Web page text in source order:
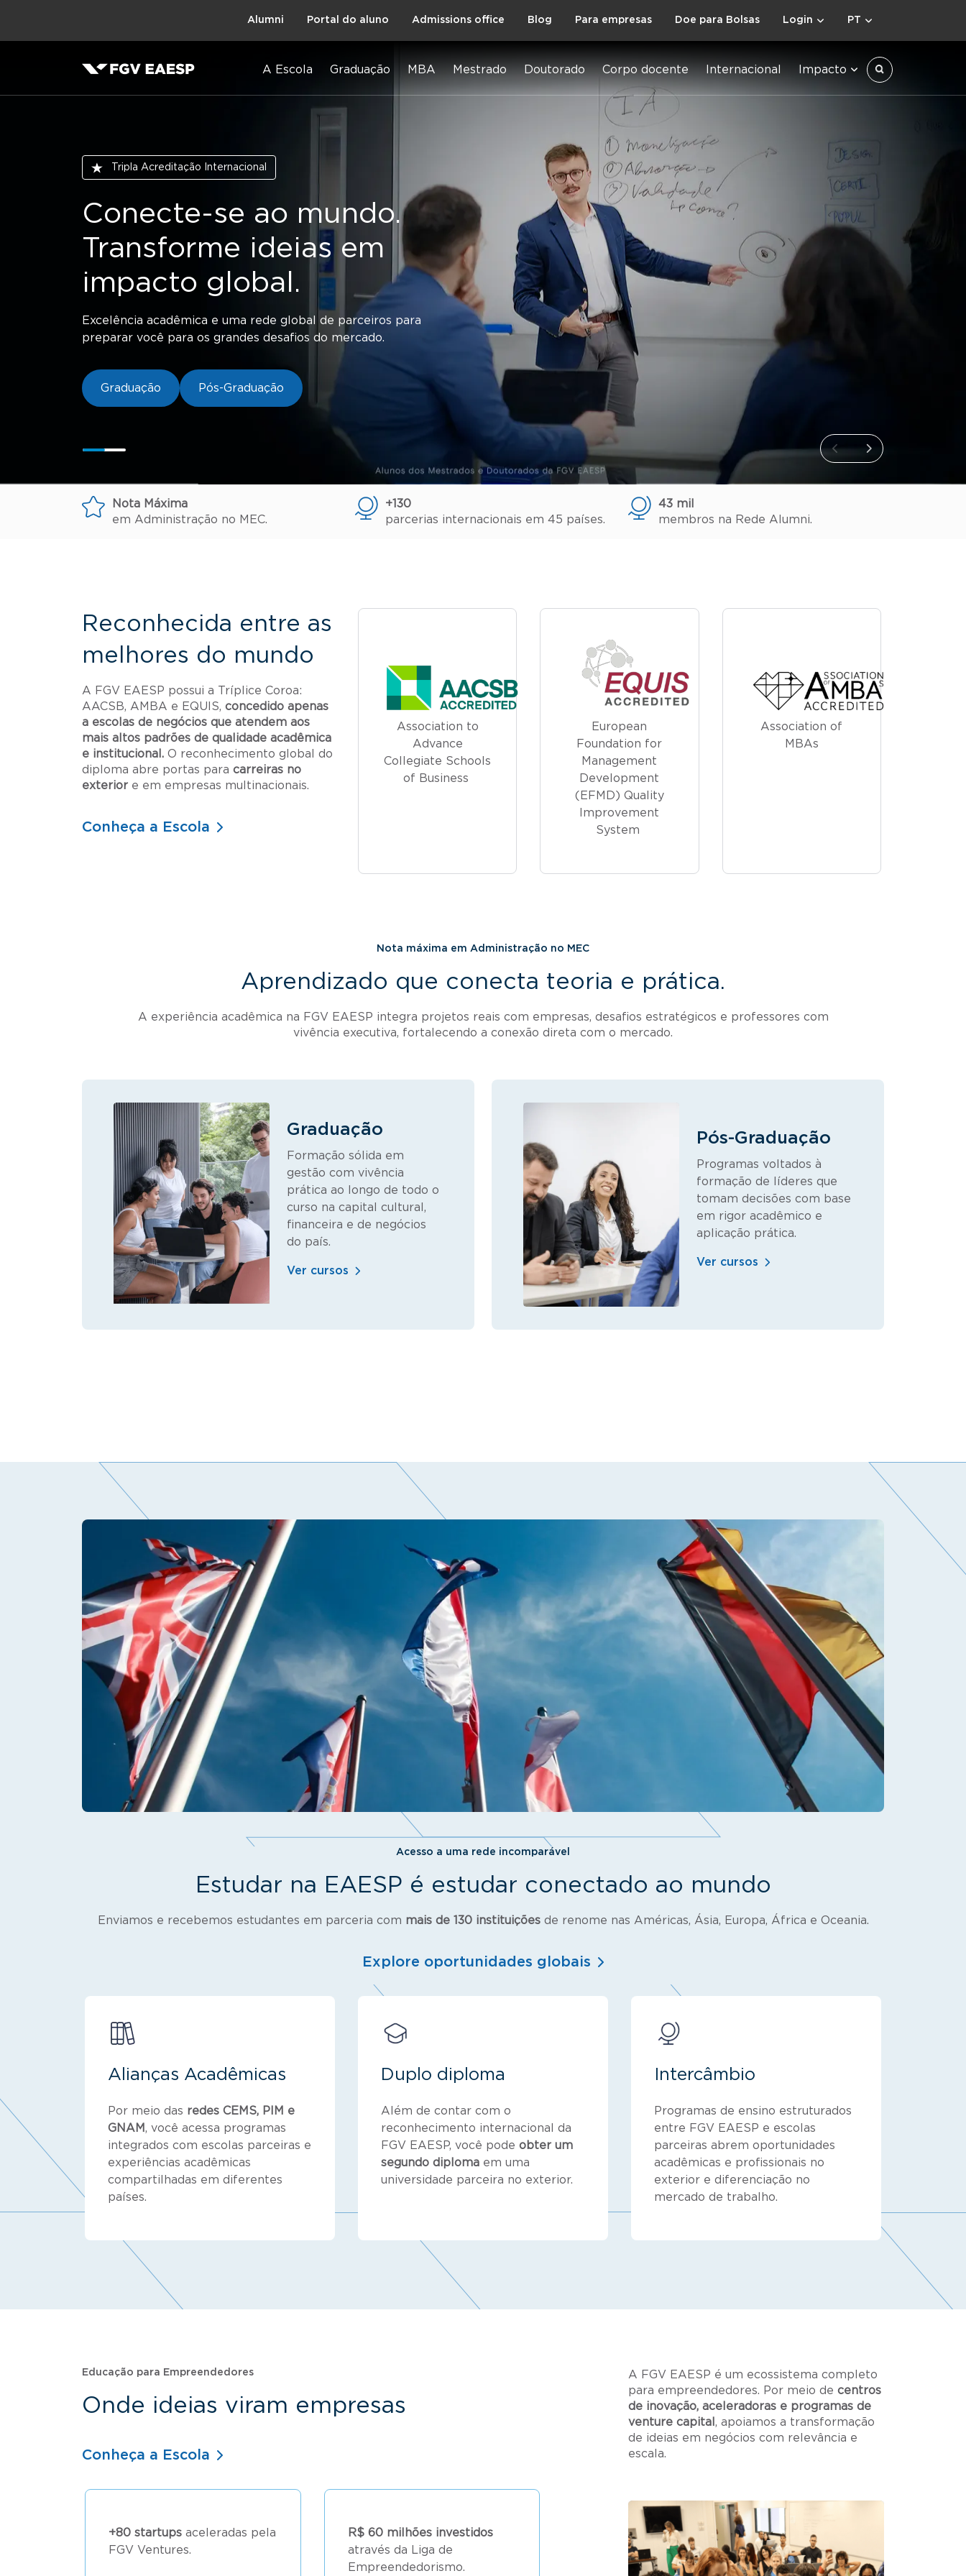
Alumni Portal do aluno Admissions office Blog Para empresas Doe para Bolsas Login PT
A Escola Graduação MBA Mestrado Doutorado Corpo docente Internacional Impacto
Tripla Acreditação Internacional
Conecte-se ao mundo.
Transforme ideias em
impacto global.
Excelência acadêmica e uma rede global de parceiros para
preparar você para os grandes desafios do mercado.
Graduação Pós-Graduação
Blog Impacto
Como servidores públicos
podem proteger a
democracia por dentro das
organizações
Leia aqui
Nota Máxima
em Administração no MEC.
+130
parcerias internacionais em 45 países.
43 mil
membros na Rede Alumni.
Reconhecida entre as
melhores do mundo
A FGV EAESP possui a Tríplice Coroa:
AACSB, AMBA e EQUIS, concedido apenas
a escolas de negócios que atendem aos
mais altos padrões de qualidade acadêmica
e institucional. O reconhecimento global do
diploma abre portas para carreiras no
exterior e em empresas multinacionais.
Conheça a Escola
Association to
Advance
Collegiate Schools
of Business
European
Foundation for
Management
Development
(EFMD) Quality
Improvement
System
Association of
MBAs
Nota máxima em Administração no MEC
Aprendizado que conecta teoria e prática.
A experiência acadêmica na FGV EAESP integra projetos reais com empresas, desafios estratégicos e professores com
vivência executiva, fortalecendo a conexão direta com o mercado.
Graduação
Formação sólida em
gestão com vivência
prática ao longo de todo o
curso na capital cultural,
financeira e de negócios
do país.
Ver cursos
Pós-Graduação
Programas voltados à
formação de líderes que
tomam decisões com base
em rigor acadêmico e
aplicação prática.
Ver cursos
Acesso a uma rede incomparável
Estudar na EAESP é estudar conectado ao mundo
Enviamos e recebemos estudantes em parceria com mais de 130 instituiçõesde renome nas Américas, Ásia, Europa, África e Oceania.
Explore oportunidades globais
Alianças Acadêmicas
Por meio das redes CEMS, PIM e
GNAM, você acessa programas
integrados com escolas parceiras e
experiências acadêmicas
compartilhadas em diferentes
países.
Duplo diploma
Além de contar com o
reconhecimento internacional da
FGV EAESP, você pode obter um
segundo diplomaem uma
universidade parceira no exterior.
Intercâmbio
Programas de ensino estruturados
entre FGV EAESP e escolas
parceiras abrem oportunidades
acadêmicas e profissionais no
exterior e diferenciação no
mercado de trabalho.
Educação para Empreendedores
Onde ideias viram empresas
Conheça a Escola
+80 startups aceleradas pela
FGV Ventures.
R$ 60 milhões investidos
através da Liga de
Empreendedorismo.
A FGV EAESP é um ecossistema completo
para empreendedores. Por meio de centros
de inovação, aceleradoras e programas de
venture capital , apoiamos a transformação
de ideias em negócios com relevância e
escala.